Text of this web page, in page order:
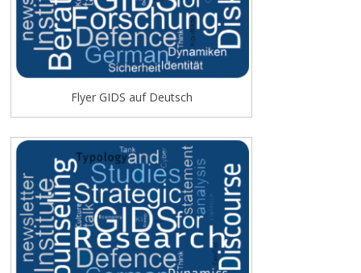
Flyer GIDS auf Deutsch